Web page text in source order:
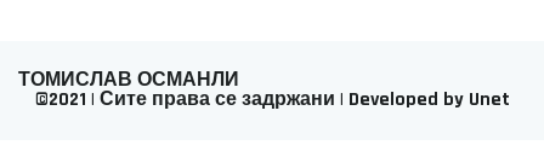
ТОМИСЛАВ ОСМАНЛИ
©2021 | Сите права се задржани | Developed by Unet